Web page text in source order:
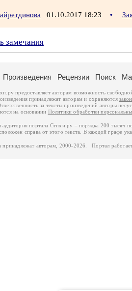
01.10.2017 18:23 •
замечания
Произведения Рецензии Поиск
предоставляет авторам возможность
принадлежат авторам и охраняются
за тексты произведений авторы
на основании Политики обработки
аудитория портала Стихи.ру – порядка 200 тысяч
справа от этого текста. В каждой графе
принадлежат авторам, 2000-2026. Портал